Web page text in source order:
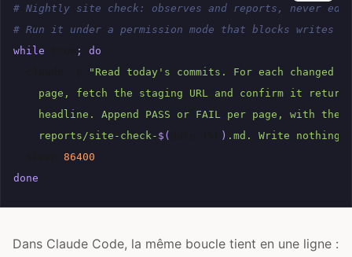
# Nightly site check: observes and reports, never
# Run it under a permission mode that blocks writes
while
;
do
"Read today's commits. For each
page, fetch the staging URL and confirm it
headline. Append PASS or FAIL per page, with the
    reports/site-check-
$( ) .md. Write nothing
86400
done
Dans Claude Code, la même boucle tient en une ligne :